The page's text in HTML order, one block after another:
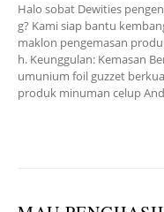
Halo sobat Dewities
g? Kami siap bantu
maklon pengemasan
h. Keunggulan: Kemasan
umunium foil guzzet
produk minuman celup